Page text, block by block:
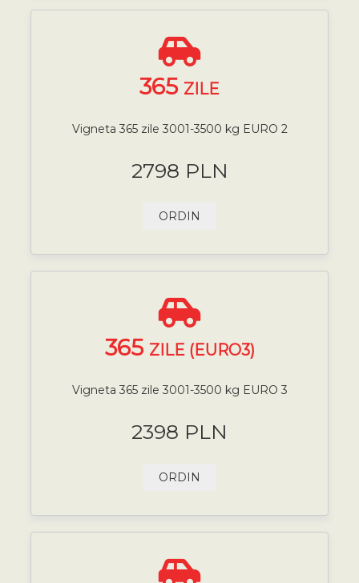
365 ZILE
Vigneta 365 zile 3001-3500 kg EURO 2
2798 PLN
ORDIN
365 ZILE (EURO3)
Vigneta 365 zile 3001-3500 kg EURO 3
2398 PLN
ORDIN